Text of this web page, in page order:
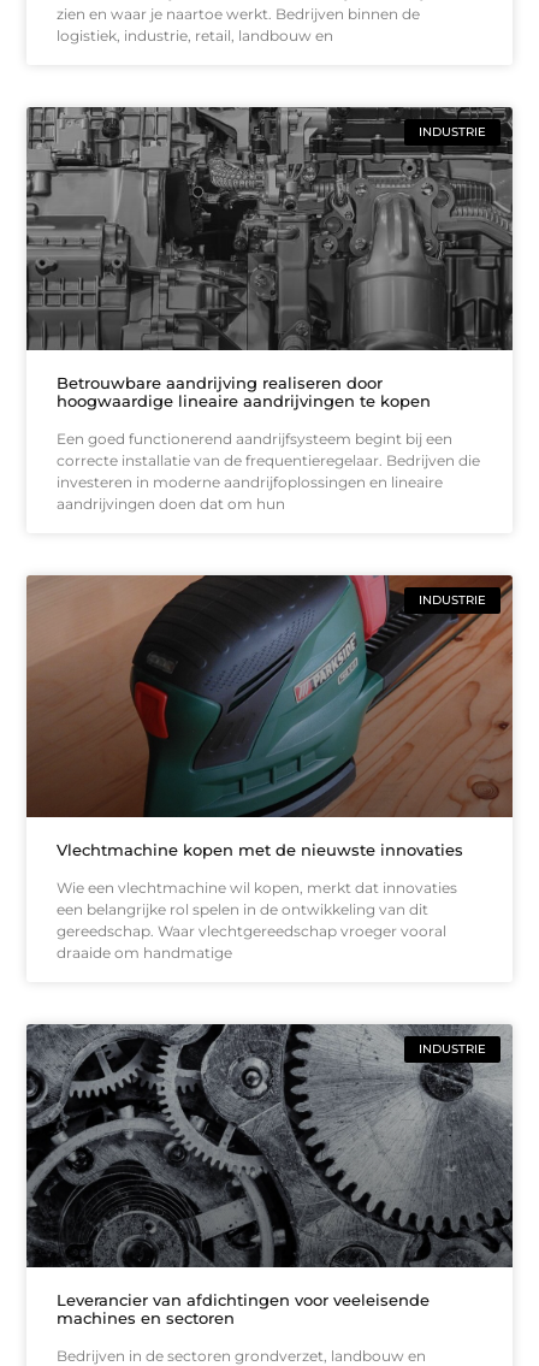
zien en waar je naartoe werkt. Bedrijven binnen de
logistiek, industrie, retail, landbouw en
INDUSTRIE
Betrouwbare aandrijving realiseren door
hoogwaardige lineaire aandrijvingen te kopen
Een goed functionerend aandrijfsysteem begint bij een
correcte installatie van de frequentieregelaar. Bedrijven die
investeren in moderne aandrijfoplossingen en lineaire
aandrijvingen doen dat om hun
INDUSTRIE
Vlechtmachine kopen met de nieuwste innovaties
Wie een vlechtmachine wil kopen, merkt dat innovaties
een belangrijke rol spelen in de ontwikkeling van dit
gereedschap. Waar vlechtgereedschap vroeger vooral
draaide om handmatige
INDUSTRIE
Leverancier van afdichtingen voor veeleisende
machines en sectoren
Bedrijven in de sectoren grondverzet, landbouw en